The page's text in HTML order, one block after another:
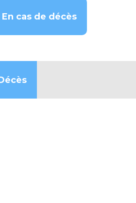
En cas de décès